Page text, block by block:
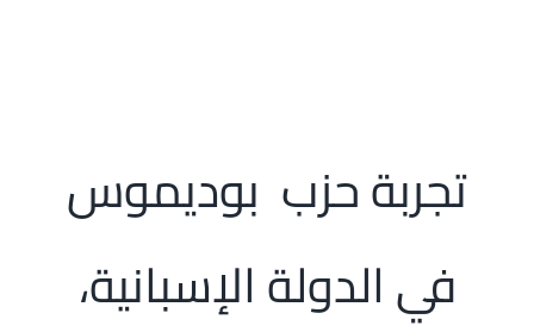
تجربة حزب بوديموس
في الدولة الإسبانية،